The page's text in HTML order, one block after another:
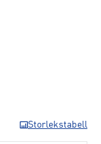
Storlekstabell